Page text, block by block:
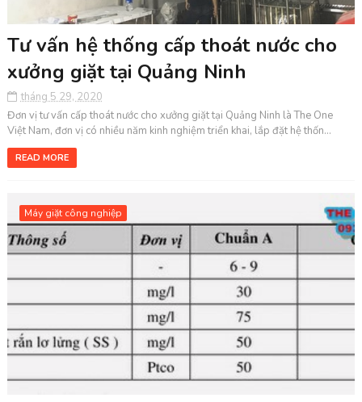
Tư vấn hệ thống cấp thoát nước cho
xưởng giặt tại Quảng Ninh
tháng 5 29, 2020
Đơn vị tư vấn cấp thoát nước cho xưởng giặt tại Quảng Ninh là The One
Việt Nam, đơn vị có nhiều năm kinh nghiệm triển khai, lắp đặt hệ thốn...
READ MORE
Máy giặt công nghiệp